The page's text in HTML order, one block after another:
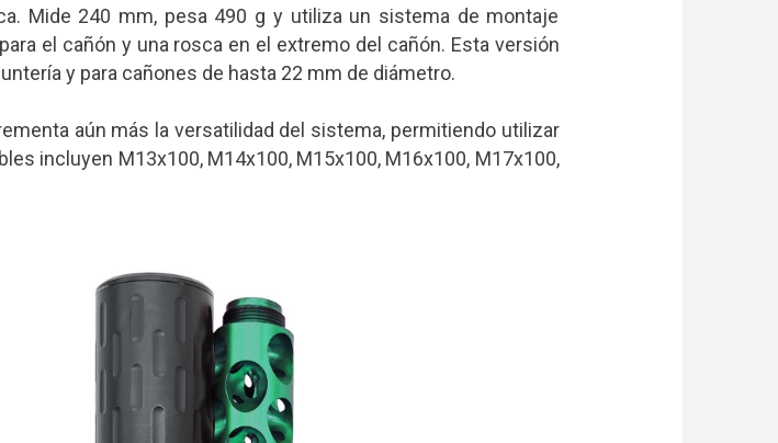
Mide 240 mm, pesa 490 g y utiliza un sistema de montaje
el cañón y una rosca en el extremo del cañón. Esta versión
y para cañones de hasta 22 mm de diámetro.
aún más la versatilidad del sistema, permitiendo utilizar
incluyen M13x100, M14x100, M15x100, M16x100, M17x100,